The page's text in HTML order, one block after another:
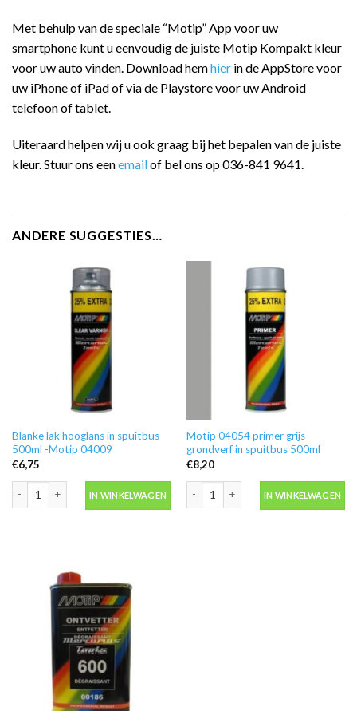
Met behulp van de speciale “Motip” App voor uw
smartphone kunt u eenvoudig de juiste Motip Kompakt kleur
voor uw auto vinden. Download hemhier in de AppStore voor
uw iPhone of iPad of via de Playstore voor uw Android
telefoon of tablet.
Uiteraard helpen wij u ook graag bij het bepalen van de juiste
kleur. Stuur ons eenemailof bel ons op 036-841 9641.
ANDERE SUGGESTIES…
Blanke lak hooglans in spuitbus
500ml -Motip 04009
€6,75
IN WINKELWAGEN
Motip 04054 primer grijs
grondverf in spuitbus 500ml
€8,20
IN WINKELWAGEN